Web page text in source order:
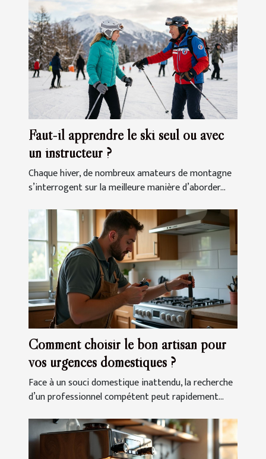
Faut-il apprendre le ski seul ou avec
un instructeur ?
Chaque hiver, de nombreux amateurs de montagne
s’interrogent sur la meilleure manière d’aborder...
Comment choisir le bon artisan pour
vos urgences domestiques ?
Face à un souci domestique inattendu, la recherche
d’un professionnel compétent peut rapidement...